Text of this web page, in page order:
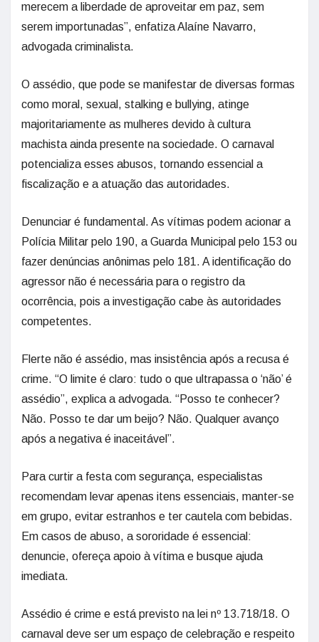
merecem a liberdade de aproveitar em paz, sem
serem importunadas”, enfatiza Alaíne Navarro,
advogada criminalista.
O assédio, que pode se manifestar de diversas formas
como moral, sexual, stalking e bullying, atinge
majoritariamente as mulheres devido à cultura
machista ainda presente na sociedade. O carnaval
potencializa esses abusos, tornando essencial a
fiscalização e a atuação das autoridades.
Denunciar é fundamental. As vítimas podem acionar a
Polícia Militar pelo 190, a Guarda Municipal pelo 153 ou
fazer denúncias anônimas pelo 181. A identificação do
agressor não é necessária para o registro da
ocorrência, pois a investigação cabe às autoridades
competentes.
Flerte não é assédio, mas insistência após a recusa é
crime. “O limite é claro: tudo o que ultrapassa o ‘não’ é
assédio”, explica a advogada. “Posso te conhecer?
Não. Posso te dar um beijo? Não. Qualquer avanço
após a negativa é inaceitável”.
Para curtir a festa com segurança, especialistas
recomendam levar apenas itens essenciais, manter-se
em grupo, evitar estranhos e ter cautela com bebidas.
Em casos de abuso, a sororidade é essencial:
denuncie, ofereça apoio à vítima e busque ajuda
imediata.
Assédio é crime e está previsto na lei nº 13.718/18. O
carnaval deve ser um espaço de celebração e respeito